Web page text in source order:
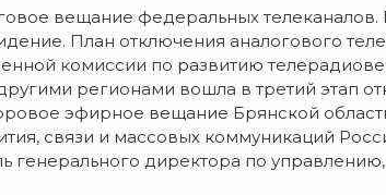
вещание федеральных телеканалов.
План отключения аналогового
комиссии по развитию
регионами вошла в третий этап
эфирное вещание Брянской
связи и массовых коммуникаций
директора по управлению,